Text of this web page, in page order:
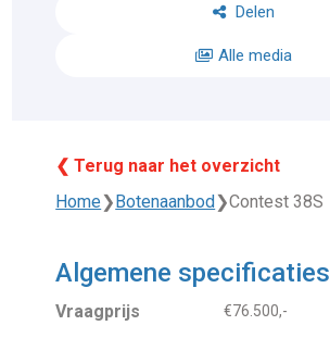
Delen
Alle media
❮ Terug naar het overzicht
Home❯ Botenaanbod ❯Contest 38S
Algemene specificaties
Vraagprijs €76.500,-